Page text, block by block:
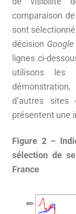
comparaison
sont
décision
lignes ci-
utilisons les
d’autres sites
présentent une
Figure 2 –
sélection de
France